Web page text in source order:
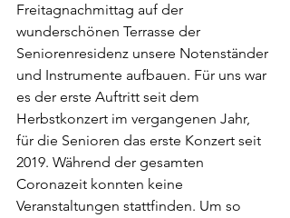
Freitagnachmittag auf der
wunderschönen Terrasse der
Seniorenresidenz unsere Notenständer
und Instrumente aufbauen. Für uns war
es der erste Auftritt seit dem
Herbstkonzert im vergangenen Jahr,
für die Senioren das erste Konzert seit
2019. Während der gesamten
Coronazeit konnten keine
Veranstaltungen stattfinden. Um so